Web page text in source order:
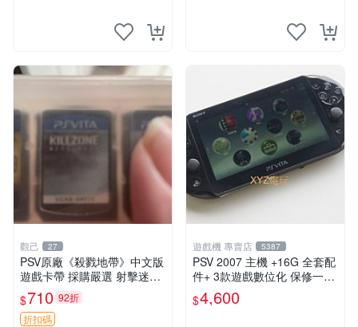
觀己 27
PSV原廠《殺戮地帶》中文版
遊戲卡帶 採購嚴選 射擊迷必
備 成色尚佳 插入即玩 殺戮地
帶 PSV 射擊 游戲
$710 92折
折扣碼
遊戲機 專賣店 5387
PSV 2007 主機 +16G 全套配
件+ 3款遊戲數位化 保修一年
品質有保障
$4,600